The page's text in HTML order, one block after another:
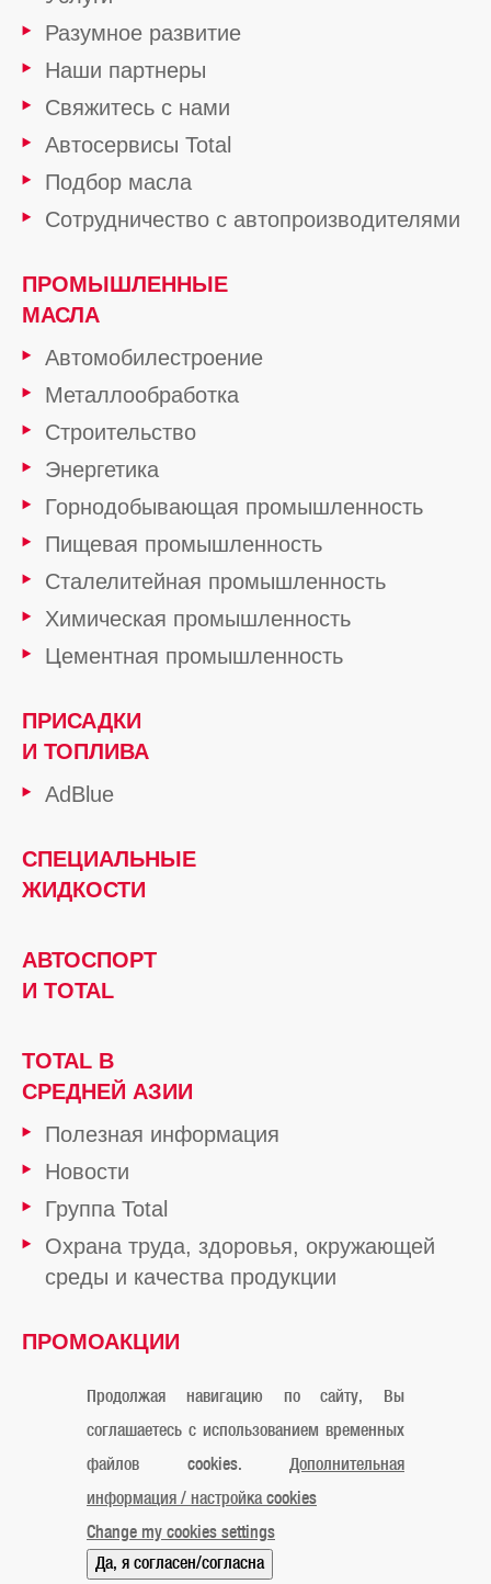
Разумное развитие
Наши партнеры
Свяжитесь с нами
Автосервисы Total
Подбор масла
Сотрудничество с автопроизводителями
ПРОМЫШЛЕННЫЕ
МАСЛА
Автомобилестроение
Металлообработка
Строительство
Энергетика
Горнодобывающая промышленность
Пищевая промышленность
Сталелитейная промышленность
Химическая промышленность
Цементная промышленность
ПРИСАДКИ
И ТОПЛИВА
AdBlue
СПЕЦИАЛЬНЫЕ
ЖИДКОСТИ
АВТОСПОРТ
И TOTAL
TOTAL В
СРЕДНЕЙ АЗИИ
Полезная информация
Новости
Группа Total
Охрана труда, здоровья, окружающей
среды и качества продукции
ПРОМОАКЦИИ
Официальное уведомление Cookies Контакты
Карта сайта Мы в Instagram
© «ТОТАЛЬ Маркетинг Сервисес Казахстан» 2019
Продолжая навигацию по сайту, Вы
соглашаетесь с использованием временных
файлов cookies. Дополнительная
информация / настройка cookies
Change my cookies settings
Да, я согласен/согласна